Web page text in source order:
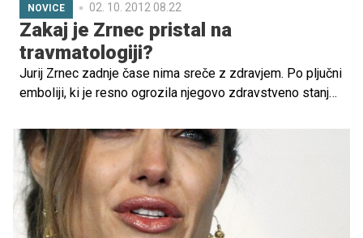
NOVICE 02. 10. 2012 08.22
Zakaj je Zrnec pristal na
travmatologiji?
Jurij Zrnec zadnje čase nima sreče z zdravjem. Po pljučni
emboliji, ki je resno ogrozila njegovo zdravstveno stanje,
to kriv zlom noge.